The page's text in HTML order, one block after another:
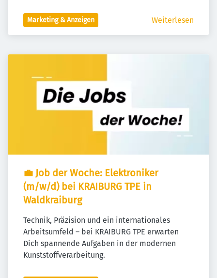
Marketing & Anzeigen Weiterlesen
💼 Job der Woche: Elektroniker
(m/w/d) bei KRAIBURG TPE in
Waldkraiburg
Technik, Präzision und ein internationales
Arbeitsumfeld – bei KRAIBURG TPE erwarten
Dich spannende Aufgaben in der modernen
Kunststoffverarbeitung.